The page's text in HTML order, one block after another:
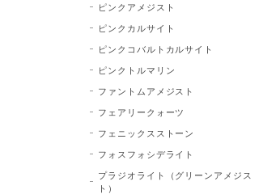
ピンクアメジスト
ピンクカルサイト
ピンクコバルトカルサイト
ピンクトルマリン
ファントムアメジスト
フェアリークォーツ
フェニックスストーン
フォスフォシデライト
プラジオライト（グリーンアメジス
ト）